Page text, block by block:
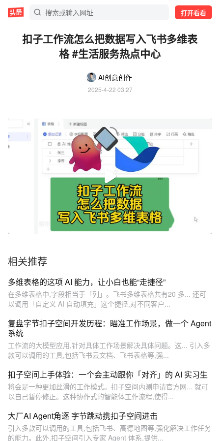
打开看看
扣子工作流怎么把数据写入飞书多维表
格 #生活服务热点中心
AI创意创作
2025-4-22 03:27
相关推荐
多维表格的这项 AI 能力，让小白也能“走捷径”
在多维表格中,字段相当于「列」。飞书多维表格共有20 多... 还可
以调用「自定义 AI 自动填充」这个捷径,对不同客户...
复盘字节扣子空间开发历程：瞄准工作场景，做一个 Agent
系统
工作流的大模型应用,针对具体工作场景解决具体问题。这... 引入多
款可以调用的工具,包括飞书云文档、飞书表格等,强...
扣子空间上手体验：一个会主动跟你「对齐」的 AI 实习生
将会是一种更加丝滑的工作模式。扣子空间内测申请官方网... 就可
以自己暂停修正。这种协作式的智能体工作流程,使得...
大厂AI Agent角逐 字节跳动携扣子空间进击
引入多款可以调用的工具,包括飞书、高德地图等,强化解决工作任务
的能力。此外,扣子空间引入专家 Agent 体系,提供...